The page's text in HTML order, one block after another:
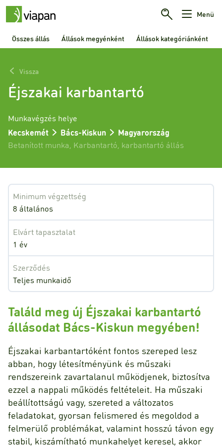
Menü
Összes állás Állások megyénként Állások kategóriánként
Vissza
Éjszakai karbantartó
Munkavégzés helye
Kecskemét
Bács-Kiskun
Magyarország
Betanított munka Karbantartó karbantartó állás
Minimum végzettség
8 általános
Elvárt tapasztalat
1 év
Szerződés
Teljes munkaidő
Találd meg új Éjszakai karbantartó
állásodat Bács-Kiskun megyében!
Éjszakai karbantartóként fontos szereped lesz
abban, hogy létesítményünk és műszaki
rendszereink zavartalanul működjenek, biztosítva
ezzel a nappali működés feltételeit. Ha műszaki
beállítottságú vagy, szereted a változatos
feladatokat, gyorsan felismered és megoldod a
felmerülő problémákat, valamint hosszú távon egy
stabil, kiszámítható munkahelyet keresel, akkor